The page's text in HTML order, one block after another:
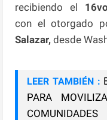
recibiendo el 16vo
con el otorgado
Salazar,desde
LEER TAMBIÉN :
PARA